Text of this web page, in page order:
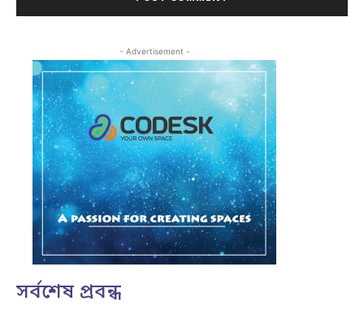
- Advertisement -
সর্বশেষ প্রবন্ধ